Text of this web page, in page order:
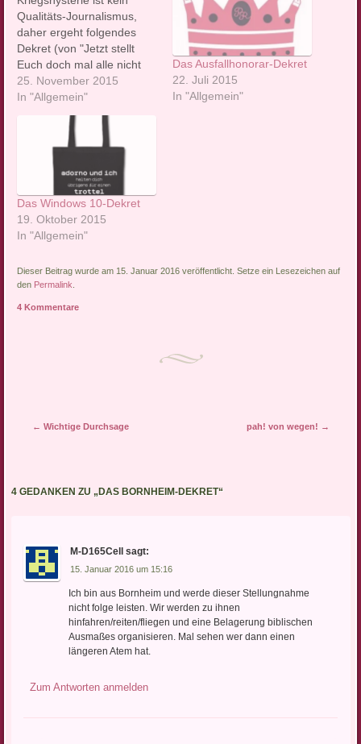
Qualitäts-Journalismus,
daher ergeht folgendes
Dekret (von "Jetzt stellt
Euch doch mal alle nicht
so an"-Prinzessin Elke
Wittich) 1. Es wird keinen
Krieg zwischen Russland
und der Türkei geben. 2.
Wirklich nicht. 3. Ein wenig
Contenance wäre daher in
den deutschsprachigen
Medien angebracht. 4.
Reißerische Überschriften
und wilde…
25. November 2015
In "Allgemein"
Das Ausfallhonorar-Dekret
22. Juli 2015
In "Allgemein"
Das Windows 10-Dekret
19. Oktober 2015
In "Allgemein"
Dieser Beitrag wurde am 15. Januar 2016 veröffentlicht. Setze ein Lesezeichen auf
den Permalink
4 Kommentare
Artikel-Navigation
← Wichtige Durchsage pah! von wegen! →
4 GEDANKEN ZU „ DAS BORNHEIM-DEKRET“
M-D165Cell sagt:
15. Januar 2016 um 15:16
Ich bin aus Bornheim und werde dieser Stellungnahme
nicht folge leisten. Wir werden zu ihnen
hinfahren/reiten/fliegen und eine Belagerung biblischen
Ausmaßes organisieren. Mal sehen wer dann einen
längeren Atem hat.
Zum Antworten anmelden